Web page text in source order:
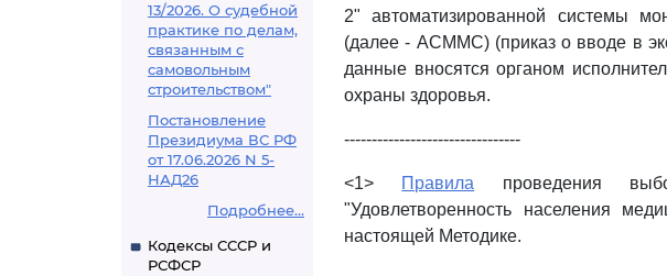
13/2026. О судебной
практике по делам,
связанным с
самовольным
строительством"
Постановление
Президиума ВС РФ
от 17.06.2026 N 5-
НАД26
Подробнее...
Кодексы СССР и
РСФСР
2" автоматизированной системы
(далее - АСММС) (приказ о вводе в
данные вносятся органом
охраны здоровья.
--------------------------------
<1> Правила проведения
"Удовлетворенность населения
настоящей Методике.